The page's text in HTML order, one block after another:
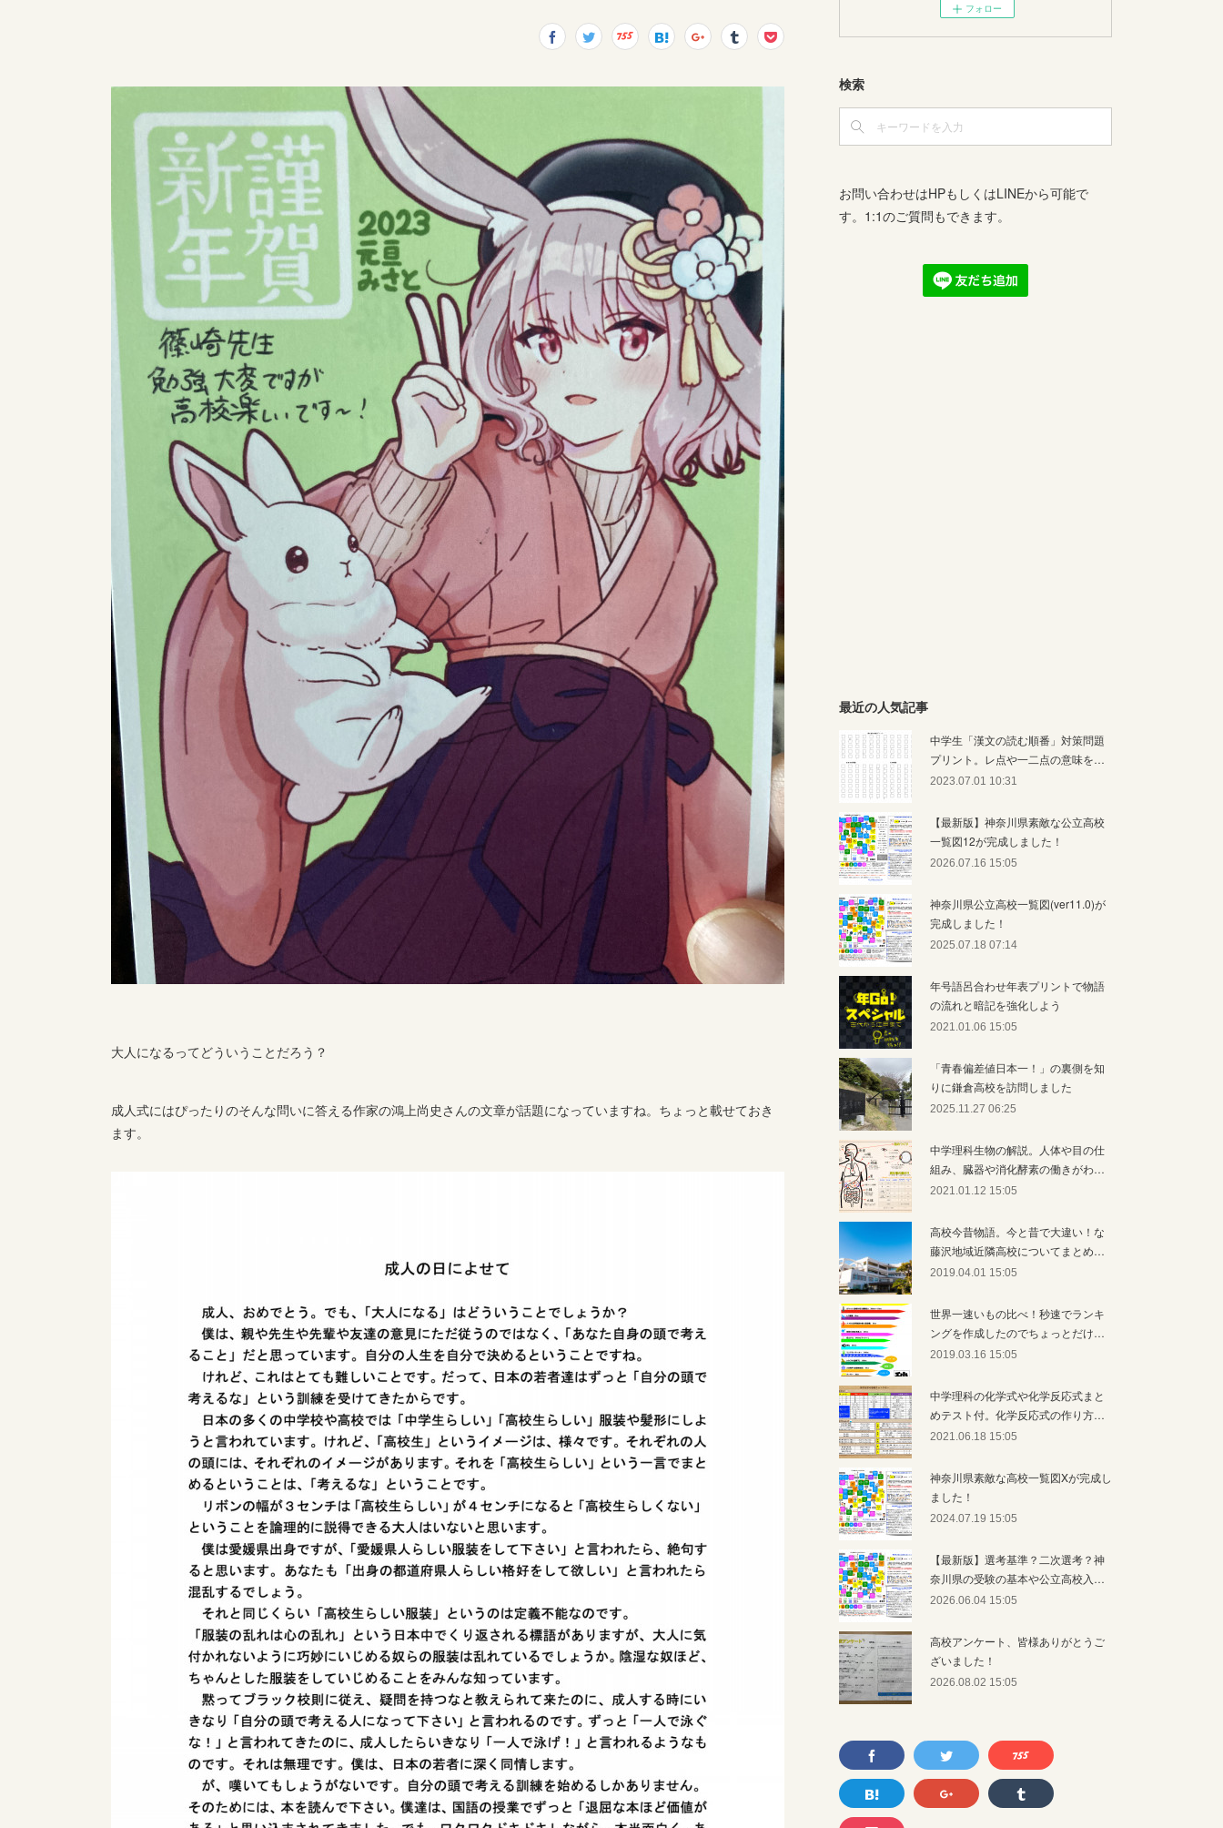
大人になるってどういうことだろう？
成人式にはぴったりのそんな問いに答える作家の鴻上尚史さんの文章が話題になっていますね。ちょっと載せておき
ます。
フォロー
検索
お問い合わせはHPもしくはLINEから可能で
す。1:1のご質問もできます。
最近の人気記事
中学生「漢文の読む順番」対策問題
プリント。レ点や一二点の意味を…
2023.07.01 10:31
【最新版】神奈川県素敵な公立高校
一覧図12が完成しました！
2026.07.16 15:05
神奈川県公立高校一覧図(ver11.0)が
完成しました！
2025.07.18 07:14
年号語呂合わせ年表プリントで物語
の流れと暗記を強化しよう
2021.01.06 15:05
「青春偏差値日本一！」の裏側を知
りに鎌倉高校を訪問しました
2025.11.27 06:25
中学理科生物の解説。人体や目の仕
組み、臓器や消化酵素の働きがわ…
2021.01.12 15:05
高校今昔物語。今と昔で大違い！な
藤沢地域近隣高校についてまとめ…
2019.04.01 15:05
世界一速いもの比べ！秒速でランキ
ングを作成したのでちょっとだけ…
2019.03.16 15:05
中学理科の化学式や化学反応式まと
めテスト付。化学反応式の作り方…
2021.06.18 15:05
神奈川県素敵な高校一覧図Xが完成し
ました！
2024.07.19 15:05
【最新版】選考基準？二次選考？神
奈川県の受験の基本や公立高校入…
2026.06.04 15:05
高校アンケート、皆様ありがとうご
ざいました！
2026.08.02 15:05